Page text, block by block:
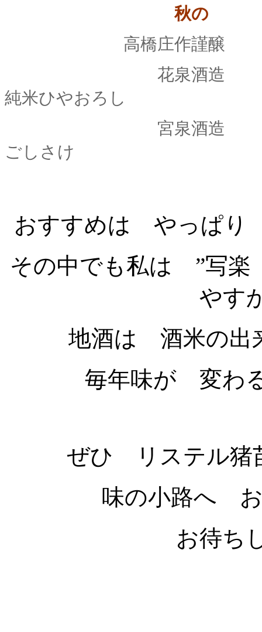
秋の
高橋庄作謹醸 「
花泉酒造 「 十
純米ひやおろし
宮泉酒造 「
ごしさけ
おすすめは やっぱ
その中でも私は ”写
やす
地酒は 酒米の
毎年味が 変わ
ぜひ リステル
味の小路へ
お待ち